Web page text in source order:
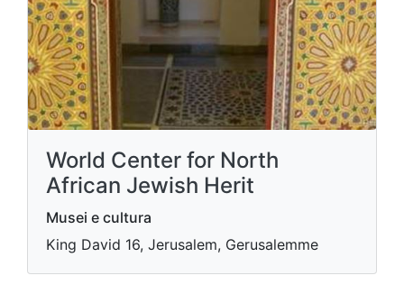
World Center for North
African Jewish Herit
Musei e cultura
King David 16, Jerusalem, Gerusalemme